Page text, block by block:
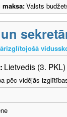
Valsts
Lietvedis (3. PKL)
pēc vidējās